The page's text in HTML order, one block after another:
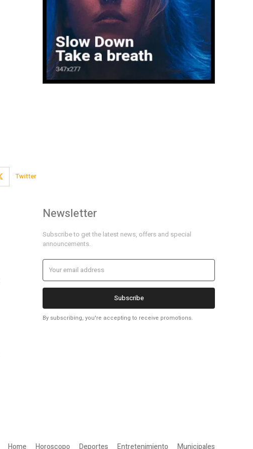
Twitter
Newsletter
Subscribe to get the latest news, offers and special
announcements.
Subscribe
By subscribing, you're accepting to receive promotions.
Home Horoscopo Deportes Entretenimiento Municipales